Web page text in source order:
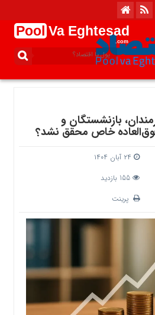
Pool Va Eghtesad
.com
بازنشستگان و
خاص محقق نشد؟
155 بازدید
پرینت